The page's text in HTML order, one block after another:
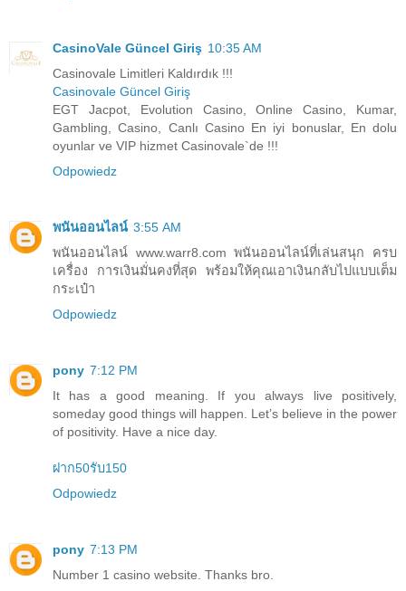
CasinoVale Güncel Giriş 10:35 AM
Casinovale Limitleri Kaldırdık !!!
Casinovale Güncel Giriş
EGT Jacpot, Evolution Casino, Online Casino, Kumar,
Gambling, Casino, Canlı Casino En iyi bonuslar, En dolu
oyunlar ve VIP hizmet Casinovale`de !!!
Odpowiedz
พนันออนไลน์ 3:55 AM
พนันออนไลน์ www.warr8.com พนันออนไลน์ที่เล่นสนุก ครบ
เครื่อง การเงินมั่นคงที่สุด พร้อมให้คุณเอาเงินกลับไปแบบเต็ม
กระเป๋า
Odpowiedz
pony 7:12 PM
It has a good meaning. If you always live positively,
someday good things will happen. Let’s believe in the power
of positivity. Have a nice day.
ฝาก50รับ150
Odpowiedz
pony 7:13 PM
Number 1 casino website. Thanks bro.